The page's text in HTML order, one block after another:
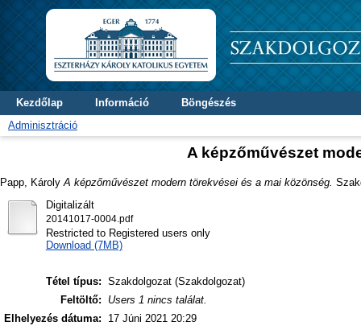
Kezdőlap Információ
Böngészés
Adminisztráció
A képzőművészet
Papp, Károly A képzőművészet modern törekvései és a mai közönség.
Digitalizált
20141017-0004.pdf
Restricted to Registered users only
Download (7MB)
Tétel típus: Szakdolgozat (Szakdolgozat)
Feltöltő:
Users 1 nincs találat.
Elhelyezés dátuma:
17 Júni 2021 20:29